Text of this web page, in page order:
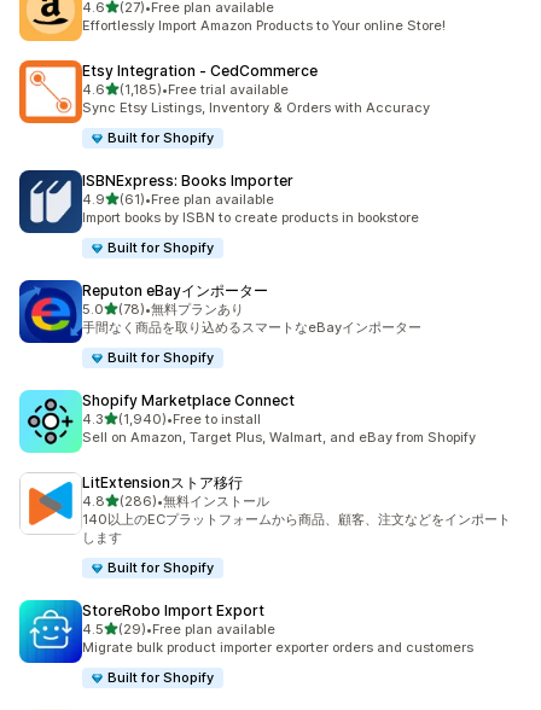
4.65つ星中
(27)
合計レビュー数：27件
•Free plan available
Effortlessly Import Amazon Products to Your online Store!
Etsy Integration ‑ CedCommerce
4.65つ星中
(1,185)
合計レビュー数：1185件
•Free trial available
Sync Etsy Listings, Inventory & Orders with Accuracy
Built for Shopify
ISBNExpress: Books Importer
4.95つ星中
(61)
合計レビュー数：61件
•Free plan available
Import books by ISBN to create products in bookstore
Built for Shopify
Reputon eBayインポーター
5.05つ星中
(78)
合計レビュー数：78件
•無料プランあり
手間なく商品を取り込めるスマートなeBayインポーター
Built for Shopify
Shopify Marketplace Connect
4.35つ星中
(1,940)
合計レビュー数：1940件
•Free to install
Sell on Amazon, Target Plus, Walmart, and eBay from Shopify
LitExtensionストア移行
4.85つ星中
(286)
合計レビュー数：286件
•無料インストール
140以上のECプラットフォームから商品、顧客、注文などをインポート
します
Built for Shopify
StoreRobo Import Export
4.55つ星中
(29)
合計レビュー数：29件
•Free plan available
Migrate bulk product importer exporter orders and customers
Built for Shopify